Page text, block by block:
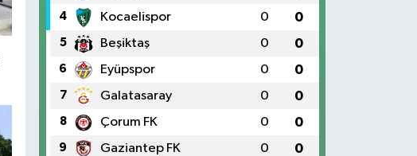
4 Kocaelispor 0 0
5 Beşiktaş 0 0
6 Eyüpspor 0 0
7 Galatasaray 0 0
8 Çorum FK 0 0
9 Gaziantep FK 0 0